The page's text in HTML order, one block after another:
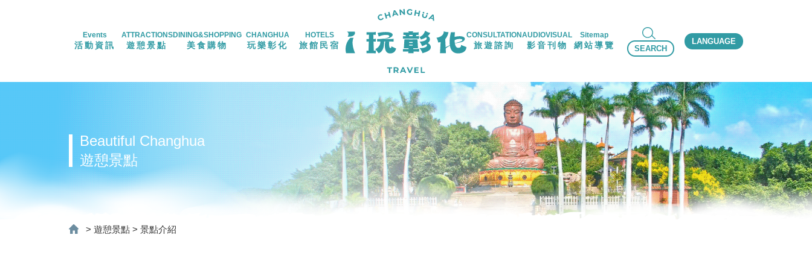
Events
活動資訊
ATTRACTIONS
遊憩景點
DINING&SHOPPING
美食購物
CHANGHUA
玩樂彰化
HOTELS
旅館民宿
CONSULTATION
旅遊諮詢
AUDIOVISUAL
影音刊物
Sitemap
網站導覽 SEARCH
LANGUAGE
Beautiful Changhua
遊憩景點
> 遊憩景點 > 景點介紹